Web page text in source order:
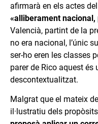
afirmarà en els actes
«alliberament
Valencià, partint de la
no era nacional, l’únic
ser-ho eren les classes
parer de Rico aquest és
descontextualitzat.
Malgrat que el mateix
il·lustratiu dels